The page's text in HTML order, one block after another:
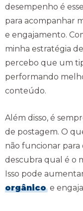
desempenho é
para acompanhar
e engajamento.
minha estratégia
percebo que um
performando
conteúdo.
Além disso, é
de postagem. O
não funcionar para
descubra qual é o
Isso pode
orgânico e